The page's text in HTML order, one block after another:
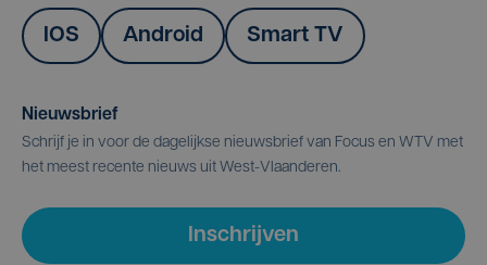
IOS Android Smart TV
Nieuwsbrief
Schrijf je in voor de dagelijkse nieuwsbrief van Focus en WTV met
het meest recente nieuws uit West-Vlaanderen.
Inschrijven